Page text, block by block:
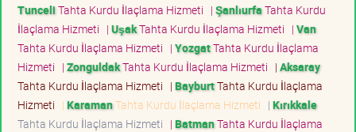
TunceliTahta Kurdu İlaçlama Hizmeti | ŞanlıurfaTahta Kurdu
İlaçlama Hizmeti | UşakTahta Kurdu İlaçlama Hizmeti | Van
Tahta Kurdu İlaçlama Hizmeti | YozgatTahta Kurdu İlaçlama
Hizmeti | ZonguldakTahta Kurdu İlaçlama Hizmeti | Aksaray
Tahta Kurdu İlaçlama Hizmeti | BayburtTahta Kurdu İlaçlama
Hizmeti | KaramanTahta Kurdu İlaçlama Hizmeti | Kırıkkale
Tahta Kurdu İlaçlama Hizmeti | BatmanTahta Kurdu İlaçlama